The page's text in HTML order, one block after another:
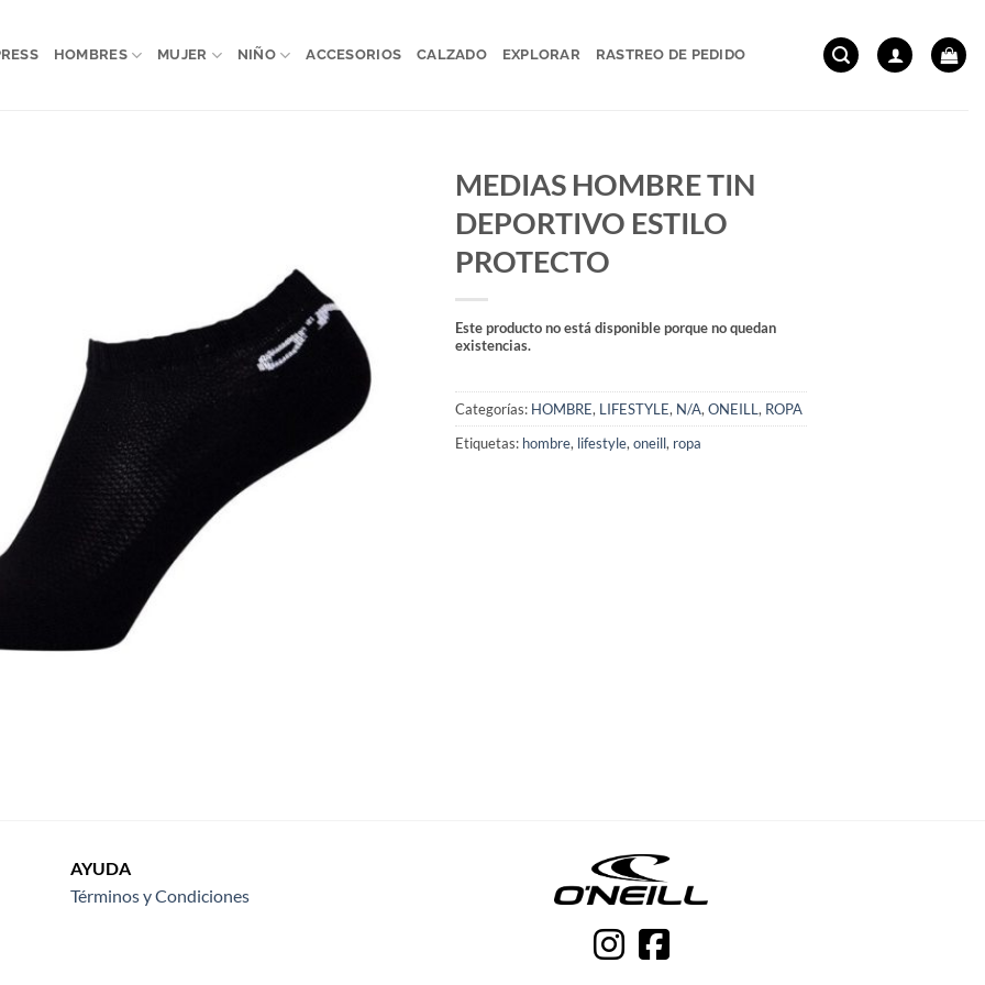
HOMBRES MUJER NIÑO ACCESORIOS CALZADO EXPLORAR RASTREO DE PEDIDO
MEDIAS HOMBRE TIN
DEPORTIVO ESTILO
PROTECTO
Este producto no está disponible porque no quedan
existencias.
Categorías: HOMBRE, LIFESTYLE, N/A, ONEILL , ROPA
Etiquetas: hombre, lifestyle, oneill, ropa
AYUDA
Términos y Condiciones